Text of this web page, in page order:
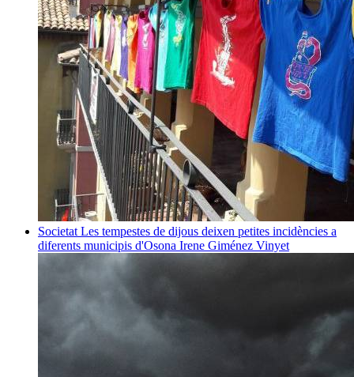
Societat Les tempestes de dijous deixen petites incidències a
diferents municipis d'Osona Irene Giménez Vinyet